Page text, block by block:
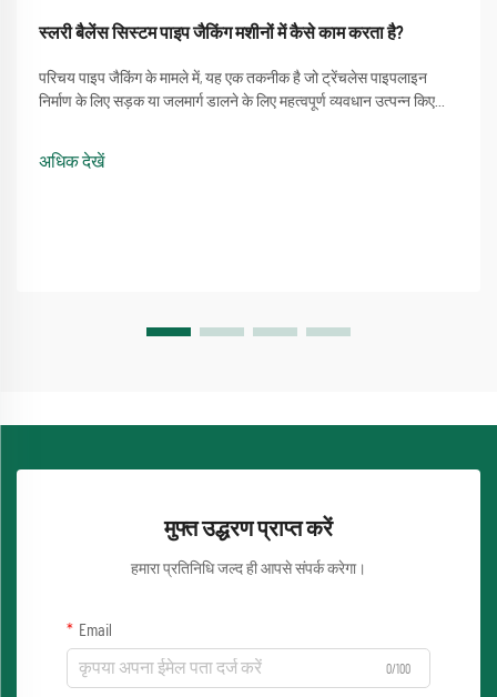
स्लरी बैलेंस सिस्टम पाइप जैकिंग मशीनों में कैसे काम करता है?
परिचय पाइप जैकिंग के मामले में, यह एक तकनीक है जो ट्रेंचलेस पाइपलाइन
निर्माण के लिए सड़क या जलमार्ग डालने के लिए महत्वपूर्ण व्यवधान उत्पन्न किए
विधि को शामिल करती है ...
अधिक देखें
मुफ्त उद्धरण प्राप्त करें
हमारा प्रतिनिधि जल्द ही आपसे संपर्क करेगा।
Email
0/100